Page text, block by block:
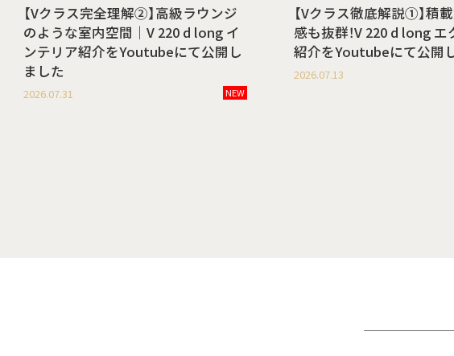
【Vクラス完全理解②】高級ラウンジ
のような室内空間｜V 220 d long イ
ンテリア紹介をYoutubeにて公開し
ました
2026.07.31 NEW
【Vクラス徹底解説①】積
感も抜群！V 220 d long
紹介をYoutubeにて公開
2026.07.13